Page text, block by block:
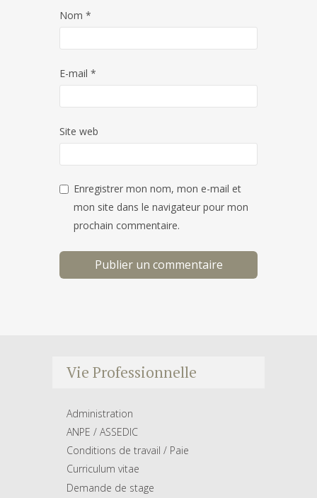
Nom *
E-mail *
Site web
Enregistrer mon nom, mon e-mail et
mon site dans le navigateur pour mon
prochain commentaire.
Vie Professionnelle
Administration
ANPE / ASSEDIC
Conditions de travail / Paie
Curriculum vitae
Demande de stage